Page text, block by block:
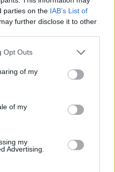
parties on the IAB’s List of
further disclose it to other
Opt Outs
of my
of my
my
Advertising.
Zerbin
Passivo
tenere il Como sulle
solo una volta: troppo